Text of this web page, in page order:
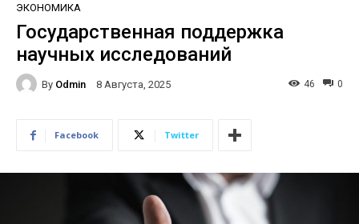
ЭКОНОМИКА
Государственная поддержка
научных исследований
By Odmin 8 Августа, 2025 0
46
Facebook Twitter